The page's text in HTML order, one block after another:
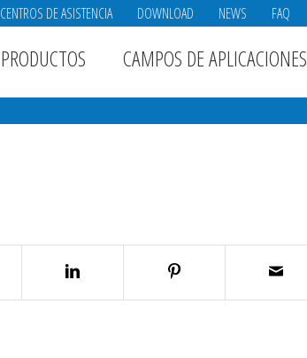
CENTROS DE ASISTENCIA DOWNLOAD NEWS FAQ
PRODUCTOS CAMPOS DE APLICACIONES